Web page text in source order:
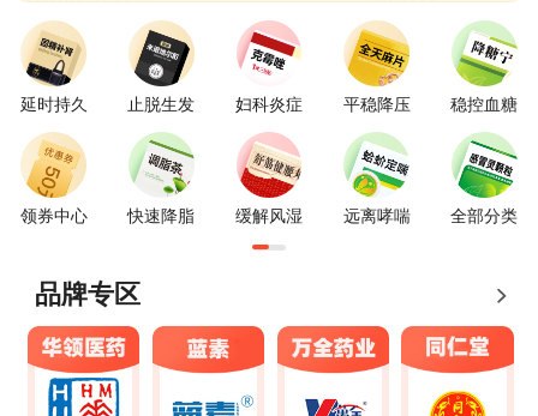
延时持久 止脱生发 妇科炎症 平稳降压 稳控血糖
领券中心 快速降脂 缓解风湿 远离哮喘 全部分类
品牌专区